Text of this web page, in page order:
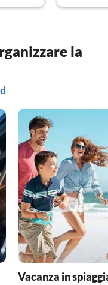
la
Vacanza in